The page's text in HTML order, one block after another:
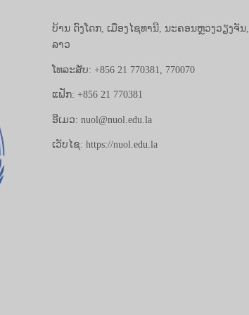
ບ້ານ ດົງໂດກ, ເມືອງໄຊທານີ, ນະຄອນຫຼວງວຽງຈັນ,
ລາວ
ໂທລະສັບ: +856 21 770381, 770070
ແຟັກ: +856 21 770381
ອີເມວ: nuol@nuol.edu.la
ເວັບໄຊ: https://nuol.edu.la